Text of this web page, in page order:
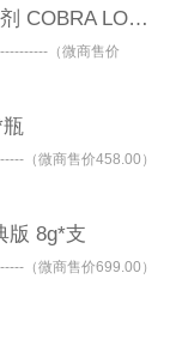
百臻堂金尊神喷9919延时喷剂 COBRA LONGLAST 三代二代青春版
（微商售价
瓶
（微商售价458.00）
版 8g*支
（微商售价699.00）